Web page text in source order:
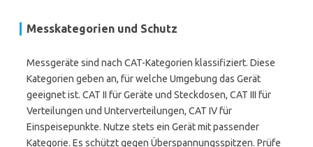
Messkategorien und Schutz
Messgeräte sind nach CAT-Kategorien klassifiziert. Diese
Kategorien geben an, für welche Umgebung das Gerät
geeignet ist. CAT II für Geräte und Steckdosen, CAT III für
Verteilungen und Unterverteilungen, CAT IV für
Einspeisepunkte. Nutze stets ein Gerät mit passender
Kategorie. Es schützt gegen Überspannungsspitzen. Prüfe